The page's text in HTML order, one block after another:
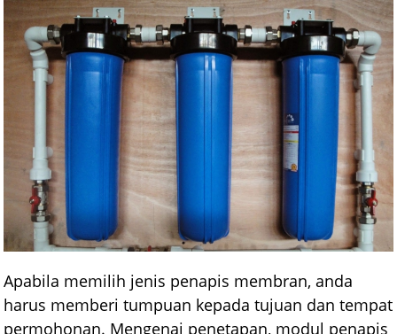
Apabila memilih jenis penapis membran, anda
harus memberi tumpuan kepada tujuan dan tempat
permohonan. Mengenai penetapan, modul penapis